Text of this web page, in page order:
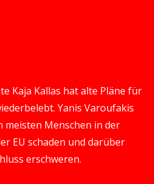
Kaja Kallas hat alte Pläne für
Yanis Varoufakis
meisten Menschen in der
EU schaden und darüber
erschweren.